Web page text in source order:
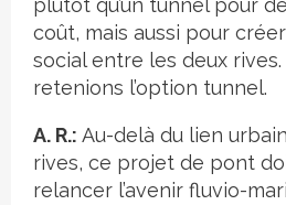
plutôt qu’un tunnel pour
coût, mais aussi pour
social entre les deux
retenions l’option tunnel.
A. R.: Au-delà du lien
rives, ce projet de pont
relancer l’avenir fluvio-